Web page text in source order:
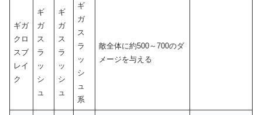
ギガ
クロ
スブ
レイ
ク
ギ
ガ
ス
ラ
ッ
シ
ュ
ギ
ガ
ス
ラ
ッ
シ
ュ
ギ
ガ
ス
ラ
ッ
シ
ュ
系
敵全体に約500～700のダ
メージを与える